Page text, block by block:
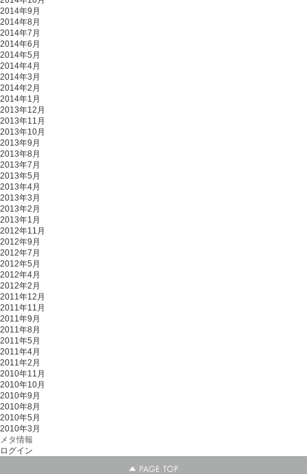
2014年9月
2014年8月
2014年7月
2014年6月
2014年5月
2014年4月
2014年3月
2014年2月
2014年1月
2013年12月
2013年11月
2013年10月
2013年9月
2013年8月
2013年7月
2013年5月
2013年4月
2013年3月
2013年2月
2013年1月
2012年11月
2012年9月
2012年7月
2012年5月
2012年4月
2012年2月
2011年12月
2011年11月
2011年9月
2011年8月
2011年5月
2011年4月
2011年2月
2010年11月
2010年10月
2010年9月
2010年8月
2010年5月
2010年3月
メタ情報
ログイン